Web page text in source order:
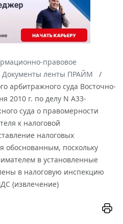
правовое
Документы ленты ПРАЙМ
арбитражного суда Восточно-
2010 г. по делу N А33-
суда о правомерности
к налоговой
налоговых
обоснованным, поскольку
в установленные
в налоговую инспекцию
(извлечение)